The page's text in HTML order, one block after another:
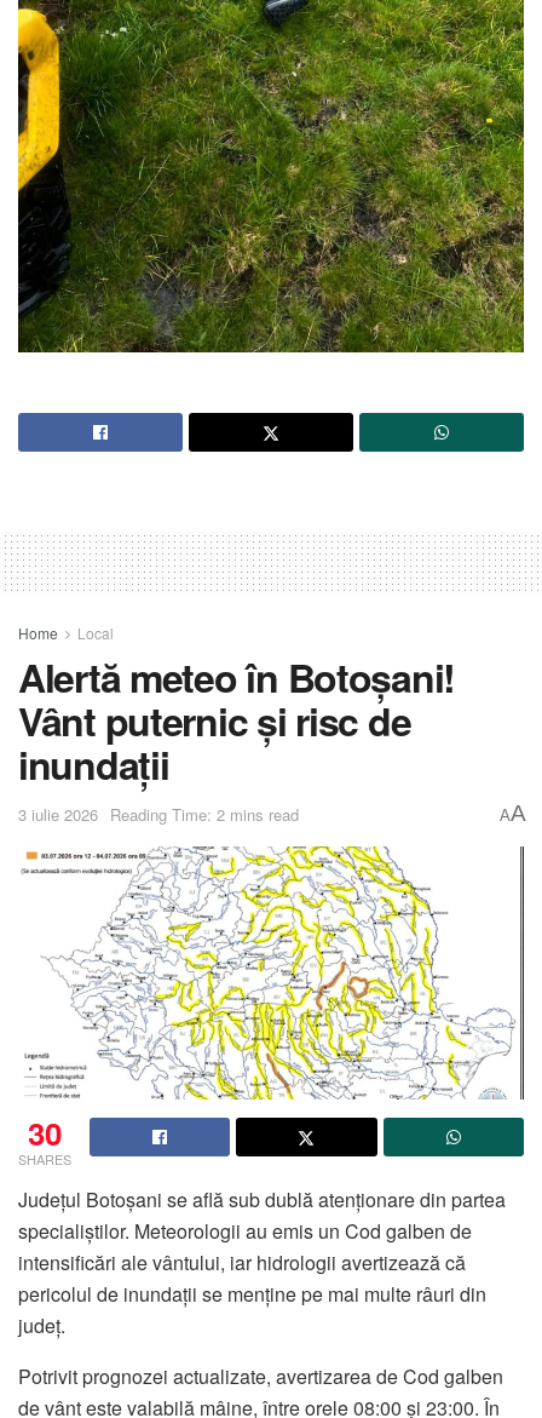
Home Local
Alertă meteo în Botoșani!
Vânt puternic și risc de
inundații
3 iulie 2026 Reading Time: 2 mins read AA
30
SHARES
Județul Botoșani se află sub dublă atenționare din partea
specialiștilor. Meteorologii au emis un Cod galben de
intensificări ale vântului, iar hidrologii avertizează că
pericolul de inundații se menține pe mai multe râuri din
județ.
Potrivit prognozei actualizate, avertizarea de Cod galben
de vânt este valabilă mâine, între orele 08:00 și 23:00. În